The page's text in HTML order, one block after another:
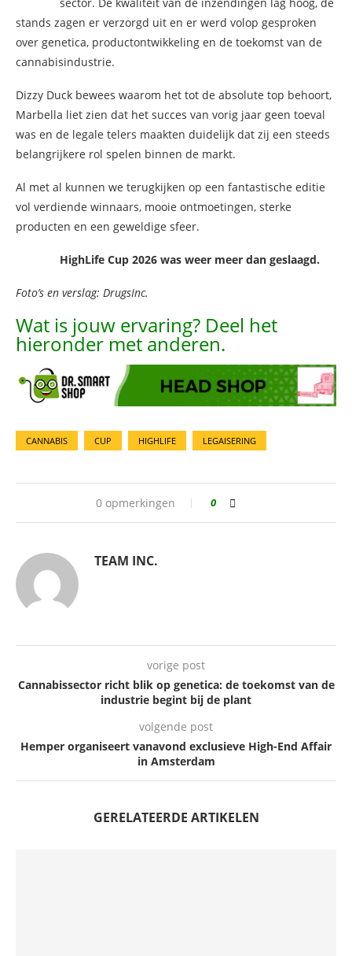
stands zagen er verzorgd uit en er werd volop gesproken
over genetica, productontwikkeling en de toekomst van de
cannabisindustrie.
Dizzy Duck bewees waarom het tot de absolute top behoort,
Marbella liet zien dat het succes van vorig jaar geen toeval
was en de legale telers maakten duidelijk dat zij een steeds
belangrijkere rol spelen binnen de markt.
Al met al kunnen we terugkijken op een fantastische editie
vol verdiende winnaars, mooie ontmoetingen, sterke
producten en een geweldige sfeer.
HighLife Cup 2026 was weer meer dan geslaagd.
Foto’s en verslag: DrugsInc.
Wat is jouw ervaring? Deel het
hieronder met anderen.
CANNABIS CUP HIGHLIFE LEGAISERING
0 opmerkingen 0
TEAM INC.
vorige post
Cannabissector richt blik op genetica: de toekomst van de
industrie begint bij de plant
volgende post
Hemper organiseert vanavond exclusieve High-End Affair
in Amsterdam
GERELATEERDE ARTIKELEN